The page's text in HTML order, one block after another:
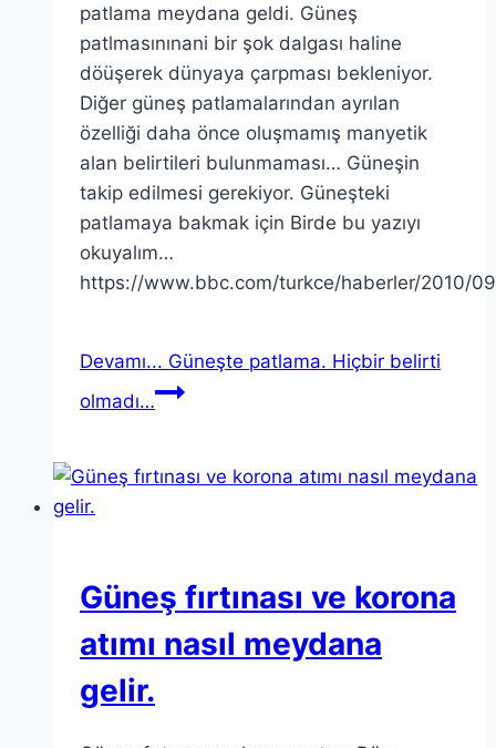
patlama meydana geldi. Güneş
patlmasınınani bir şok dalgası haline
döüşerek dünyaya çarpması bekleniyor.
Diğer güneş patlamalarından ayrılan
özelliği daha önce oluşmamış manyetik
alan belirtileri bulunmaması… Güneşin
takip edilmesi gerekiyor. Güneşteki
patlamaya bakmak için Birde bu yazıyı
okuyalım…
https://www.bbc.com/turkce/haberler/2010/
Devamı... Güneşte patlama. Hiçbir belirti
olmadı…
Güneş fırtınası ve korona
atımı nasıl meydana
gelir.